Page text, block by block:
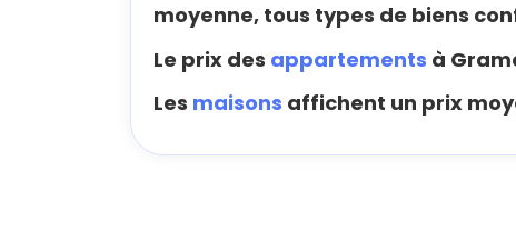
moyenne, tous types de biens
Le prix des appartements à
Les maisons affichent un prix